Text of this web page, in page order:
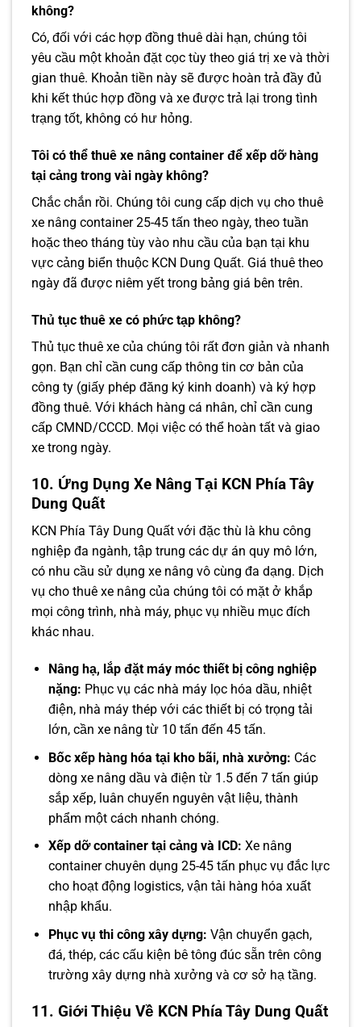
không?
Có, đối với các hợp đồng thuê dài hạn, chúng tôi
yêu cầu một khoản đặt cọc tùy theo giá trị xe và thời
gian thuê. Khoản tiền này sẽ được hoàn trả đầy đủ
khi kết thúc hợp đồng và xe được trả lại trong tình
trạng tốt, không có hư hỏng.
Tôi có thể thuê xe nâng container để xếp dỡ hàng
tại cảng trong vài ngày không?
Chắc chắn rồi. Chúng tôi cung cấp dịch vụ cho thuê
xe nâng container 25-45 tấn theo ngày, theo tuần
hoặc theo tháng tùy vào nhu cầu của bạn tại khu
vực cảng biển thuộc KCN Dung Quất. Giá thuê theo
ngày đã được niêm yết trong bảng giá bên trên.
Thủ tục thuê xe có phức tạp không?
Thủ tục thuê xe của chúng tôi rất đơn giản và nhanh
gọn. Bạn chỉ cần cung cấp thông tin cơ bản của
công ty (giấy phép đăng ký kinh doanh) và ký hợp
đồng thuê. Với khách hàng cá nhân, chỉ cần cung
cấp CMND/CCCD. Mọi việc có thể hoàn tất và giao
xe trong ngày.
10. Ứng Dụng Xe Nâng Tại KCN Phía Tây
Dung Quất
KCN Phía Tây Dung Quất với đặc thù là khu công
nghiệp đa ngành, tập trung các dự án quy mô lớn,
có nhu cầu sử dụng xe nâng vô cùng đa dạng. Dịch
vụ cho thuê xe nâng của chúng tôi có mặt ở khắp
mọi công trình, nhà máy, phục vụ nhiều mục đích
khác nhau.
Nâng hạ, lắp đặt máy móc thiết bị công nghiệp
nặng: Phục vụ các nhà máy lọc hóa dầu, nhiệt
điện, nhà máy thép với các thiết bị có trọng tải
lớn, cần xe nâng từ 10 tấn đến 45 tấn.
Bốc xếp hàng hóa tại kho bãi, nhà xưởng: Các
dòng xe nâng dầu và điện từ 1.5 đến 7 tấn giúp
sắp xếp, luân chuyển nguyên vật liệu, thành
phẩm một cách nhanh chóng.
Xếp dỡ container tại cảng và ICD: Xe nâng
container chuyên dụng 25-45 tấn phục vụ đắc lực
cho hoạt động logistics, vận tải hàng hóa xuất
nhập khẩu.
Phục vụ thi công xây dựng: Vận chuyển gạch,
đá, thép, các cấu kiện bê tông đúc sẵn trên công
trường xây dựng nhà xưởng và cơ sở hạ tầng.
11. Giới Thiệu Về KCN Phía Tây Dung Quất